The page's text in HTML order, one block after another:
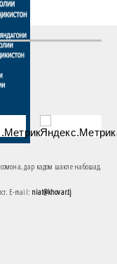
дар кадом шакле набошад,
E-mail: niat@khovar.tj